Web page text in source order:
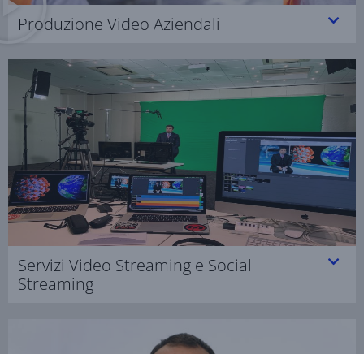
Produzione Video Aziendali
Servizi Video Streaming e Social
Streaming